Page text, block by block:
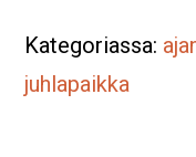
Kategoriassa:
juhlapaikka